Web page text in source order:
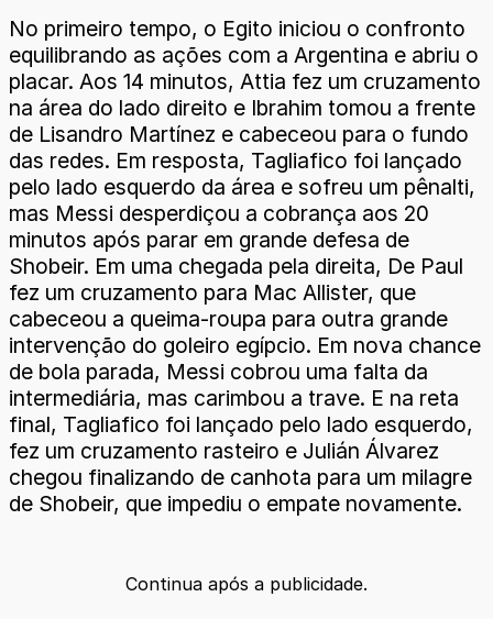
No primeiro tempo, o Egito iniciou o confronto
equilibrando as ações com a Argentina e abriu o
placar. Aos 14 minutos, Attia fez um cruzamento
na área do lado direito e Ibrahim tomou a frente
de Lisandro Martínez e cabeceou para o fundo
das redes. Em resposta, Tagliafico foi lançado
pelo lado esquerdo da área e sofreu um pênalti,
mas Messi desperdiçou a cobrança aos 20
minutos após parar em grande defesa de
Shobeir. Em uma chegada pela direita, De Paul
fez um cruzamento para Mac Allister, que
cabeceou a queima-roupa para outra grande
intervenção do goleiro egípcio. Em nova chance
de bola parada, Messi cobrou uma falta da
intermediária, mas carimbou a trave. E na reta
final, Tagliafico foi lançado pelo lado esquerdo,
fez um cruzamento rasteiro e Julián Álvarez
chegou finalizando de canhota para um milagre
de Shobeir, que impediu o empate novamente.
Continua após a publicidade.